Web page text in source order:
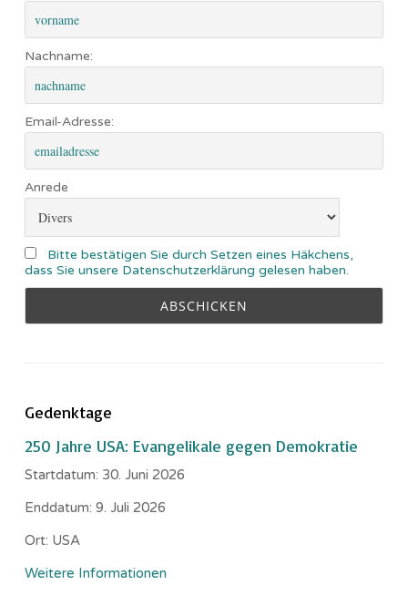
Nachname:
Email-Adresse:
Anrede
Bitte bestätigen Sie durch Setzen eines Häkchens,
dass Sie unsere Datenschutzerklärung gelesen haben.
Gedenktage
250 Jahre USA: Evangelikale gegen Demokratie
Startdatum: 30. Juni 2026
Enddatum: 9. Juli 2026
Ort: USA
Weitere Informationen